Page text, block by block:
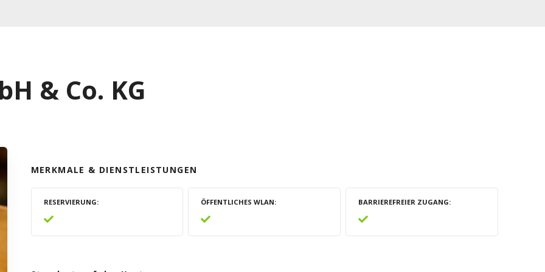
& Co. KG
MERKMALE & DIENSTLEISTUNGEN
RESERVIERUNG ÖFFENTLICHES WLAN BARRIEREFREIER ZUGANG